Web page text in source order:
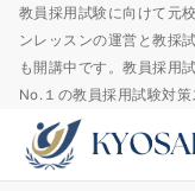
教員採用試験に向けて元
ンレッスンの運営と教採
も開講中です。教員採用
No.１の教員採用試験対策